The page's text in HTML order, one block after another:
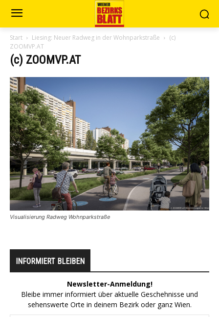
Start Liesing: Neuer Radweg in der Wohnparkstraße
(c)
ZOOMVP.AT
(c) ZOOMVP.AT
Visualisierung Radweg Wohnparkstraße
INFORMIERT BLEIBEN
Newsletter-Anmeldung!
Bleibe immer informiert über aktuelle Geschehnisse und
sehenswerte Orte in deinem Bezirk oder ganz Wien.